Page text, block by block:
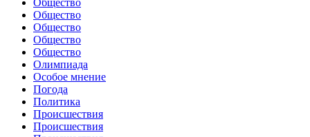
Общество
Общество
Общество
Общество
Олимпиада
Особое мнение
Погода
Политика
Происшествия
Происшествия